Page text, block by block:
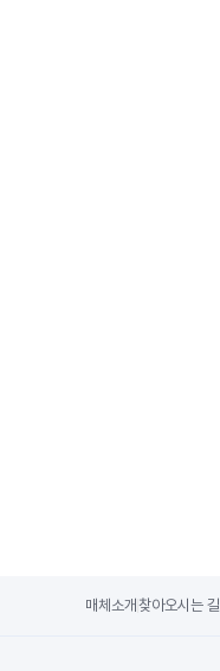
매체소개 찾아오시는 길